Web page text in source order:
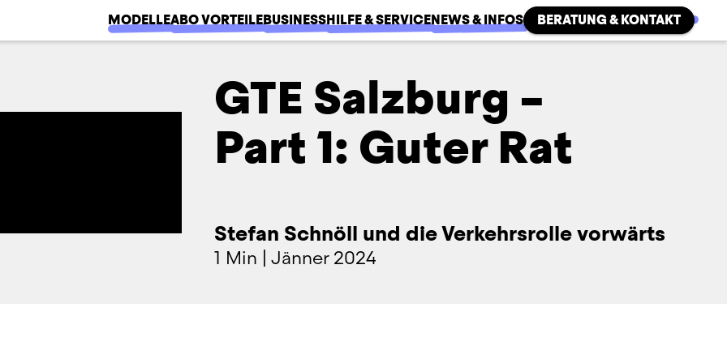
MODELLEABO VORTEILEBUSINESSHILFE & SERVICENEWS & INFOS BERATUNG & KONTAKT
GTE Salzburg –
Part 1: Guter Rat
Stefan Schnöll und die Verkehrsrolle vorwärts
1 Min | Jänner 2024